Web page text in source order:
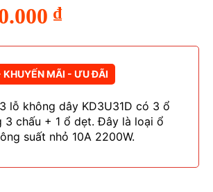
₫Giá
hiện
tại
30.000 ₫.
KHUYẾN MÃI - ƯU ĐÃI
lỗ không dây KD3U31D có 3 ổ
3 chấu + 1 ổ dẹt. Đây là loại ổ
suất nhỏ 10A 2200W.